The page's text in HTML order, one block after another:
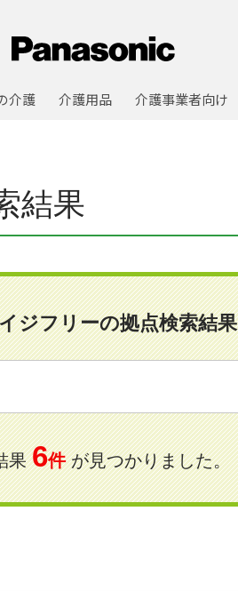
介護 介護用品 介護事業者向け
結果
ジフリーの拠点検索結果
果6件が見つかりました。